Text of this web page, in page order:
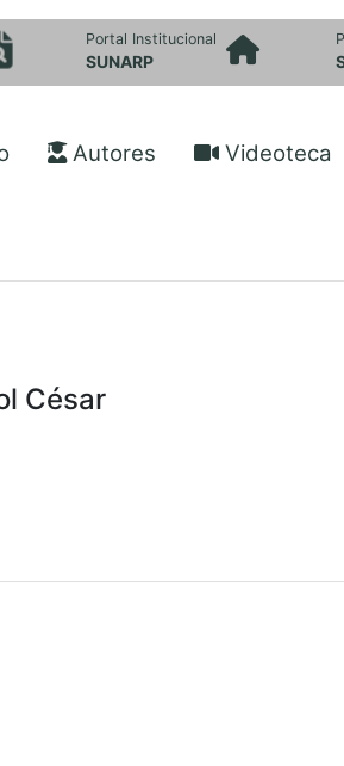
Portal Institucional
SUNARP
Autores Videoteca
César